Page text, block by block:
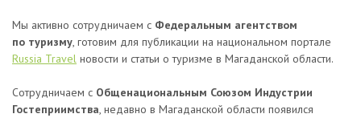
Мы активно сотрудничаем с Федеральным агентством
по туризму, готовим для публикации на национальном портале
Russia Travel новости и статьи о туризме в Магаданской области.
Сотрудничаем с Общенациональным Союзом Индустрии
Гостеприимства, недавно в Магаданской области появился